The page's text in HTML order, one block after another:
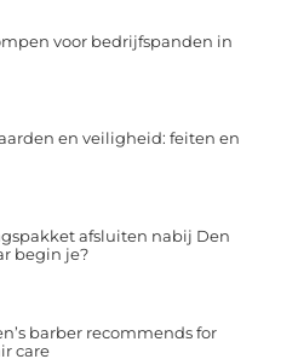
voor bedrijfspanden in
en veiligheid: feiten en
afsluiten nabij Den
begin je?
barber recommends for
care